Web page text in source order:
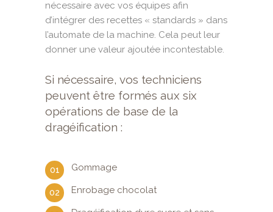
nécessaire avec vos équipes afin
d’intégrer des recettes « standards » dans
l’automate de la machine. Cela peut leur
donner une valeur ajoutée incontestable.
Si nécessaire, vos techniciens
peuvent être formés aux six
opérations de base de la
dragéification :
Gommage
Enrobage chocolat